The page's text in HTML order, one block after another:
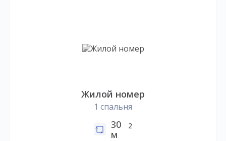
Жилой номер
1 спальня
30
м
2